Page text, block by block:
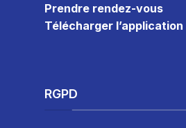
Prendre rendez-vous
Télécharger l’application
RGPD